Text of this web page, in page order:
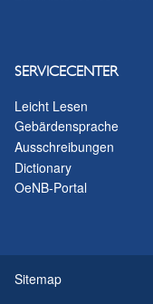
SERVICECENTER
Leicht Lesen
Gebärdensprache
Ausschreibungen
Dictionary
OeNB-Portal
Sitemap